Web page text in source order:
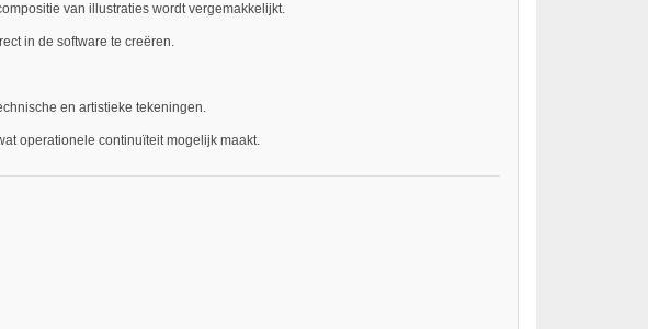
van illustraties wordt vergemakkelijkt.
in de software te creëren.
en artistieke tekeningen.
operationele continuïteit mogelijk maakt.